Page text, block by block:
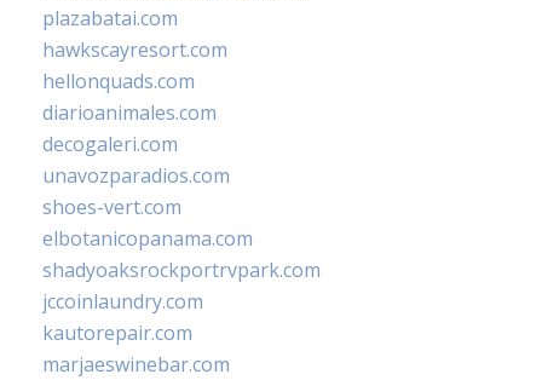
plazabatai.com
hawkscayresort.com
hellonquads.com
diarioanimales.com
decogaleri.com
unavozparadios.com
shoes-vert.com
elbotanicopanama.com
shadyoaksrockportrvpark.com
jccoinlaundry.com
kautorepair.com
marjaeswinebar.com